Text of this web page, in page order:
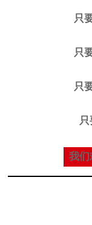
只
只
只
我们